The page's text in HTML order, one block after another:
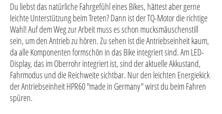
Du liebst das natürliche Fahrgefühl eines Bikes, hättest aber gerne
leichte Unterstützung beim Treten? Dann ist der TQ-Motor die richtige
Wahl! Auf dem Weg zur Arbeit muss es schon mucksmäuschenstill
sein, um den Antrieb zu hören. Zu sehen ist die Antriebseinheit kaum,
da alle Komponenten formschön in das Bike integriert sind. Am LED-
Display, das im Oberrohr integriert ist, sind der aktuelle Akkustand,
Fahrmodus und die Reichweite sichtbar. Nur den leichten Energiekick
der Antriebseinheit HPR60 "made in Germany" wirst du beim Fahren
spüren.